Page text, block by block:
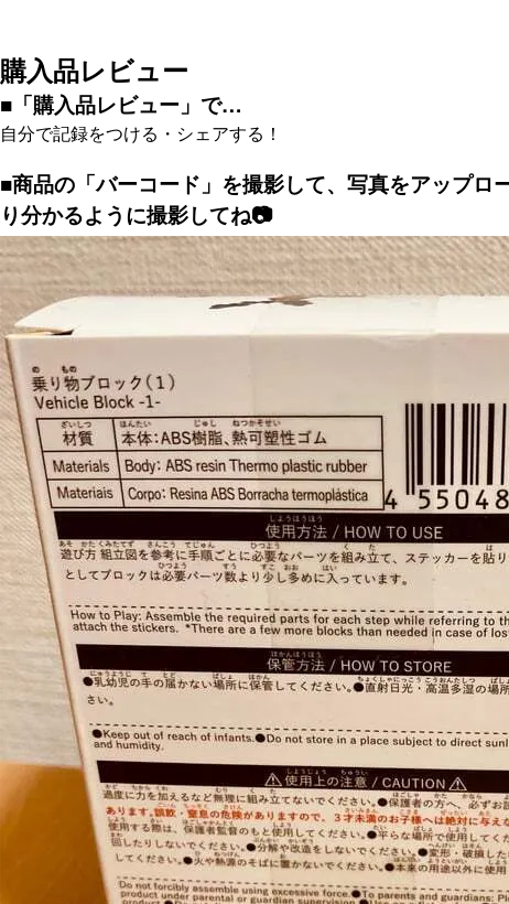
購入品レビュー
■「購入品レビュー」で…
自分で記録をつける・シェアする！
■商品の「バーコード」を撮影して、写真をアップロ
り分かるように撮影してね📷